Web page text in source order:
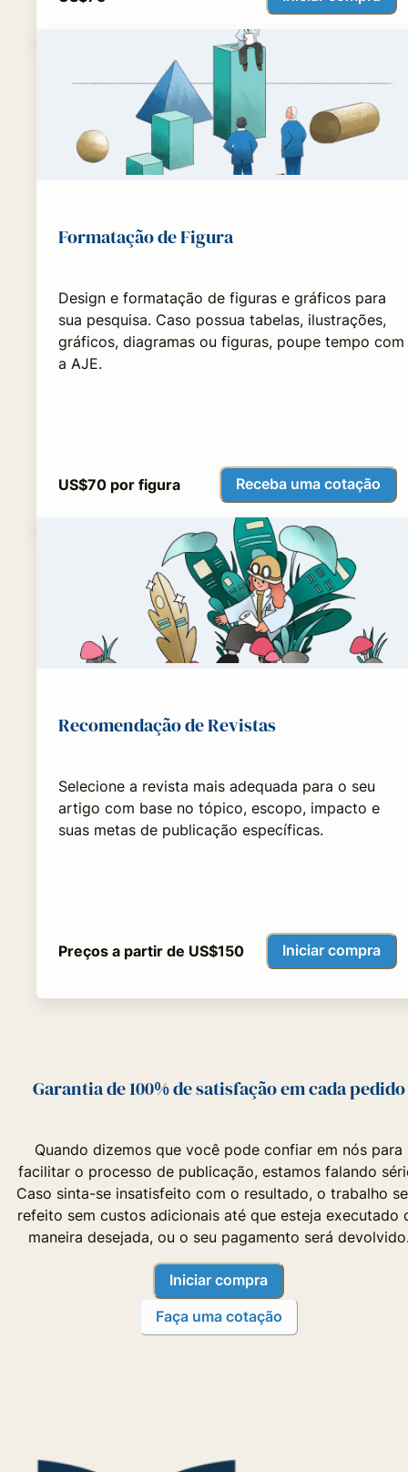
Formatação de Figura
Design e formatação de figuras e gráficos para
sua pesquisa. Caso possua tabelas, ilustrações,
gráficos, diagramas ou figuras, poupe tempo com
a AJE.
US$70 por figura Receba uma cotação
Recomendação de Revistas
Selecione a revista mais adequada para o seu
artigo com base no tópico, escopo, impacto e
suas metas de publicação específicas.
Preços a partir de US$150 Iniciar compra
Garantia de 100% de satisfação em cada pedido
Quando dizemos que você pode confiar em nós para
facilitar o processo de publicação, estamos falando
Caso sinta-se insatisfeito com o resultado, o trabalho
refeito sem custos adicionais até que esteja executado
maneira desejada, ou o seu pagamento será
Iniciar compra
Faça uma cotação